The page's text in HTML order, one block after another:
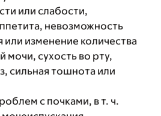
или слабости,
невозможность
или изменение количества
мочи, сухость во рту,
сильная тошнота или
с почками, в т. ч.